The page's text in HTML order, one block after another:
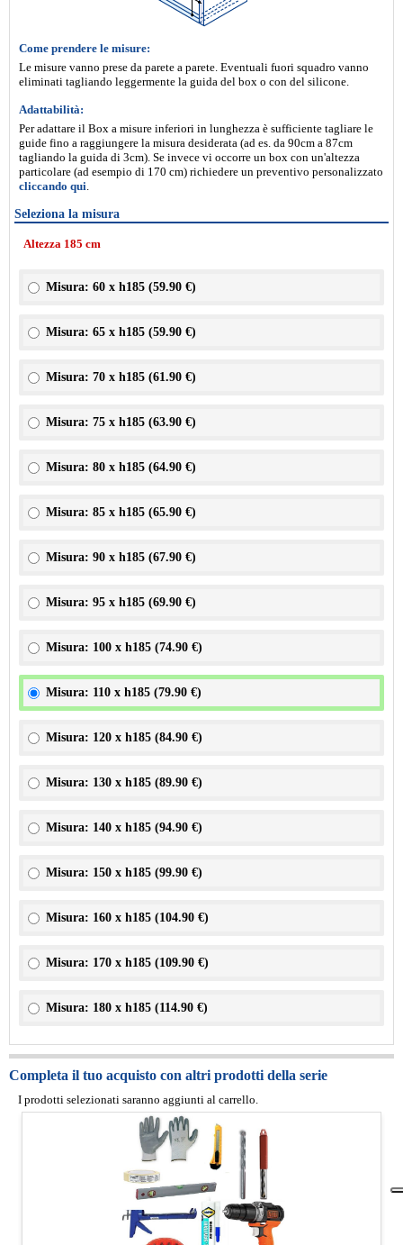
Come prendere le misure:
Le misure vanno prese da parete a parete. Eventuali fuori squadro vanno
eliminati tagliando leggermente la guida del box o con del silicone.
Adattabilità:
Per adattare il Box a misure inferiori in lunghezza è sufficiente tagliare le
guide fino a raggiungere la misura desiderata (ad es. da 90cm a 87cm
tagliando la guida di 3cm). Se invece vi occorre un box con un'altezza
particolare (ad esempio di 170 cm) richiedere un preventivo personalizzato
cliccando qui
Seleziona la misura
Altezza 185 cm
Misura: 60 x h185 (59.90 €)
Misura: 65 x h185 (59.90 €)
Misura: 70 x h185 (61.90 €)
Misura: 75 x h185 (63.90 €)
Misura: 80 x h185 (64.90 €)
Misura: 85 x h185 (65.90 €)
Misura: 90 x h185 (67.90 €)
Misura: 95 x h185 (69.90 €)
Misura: 100 x h185 (74.90 €)
Misura: 110 x h185 (79.90 €)
Misura: 120 x h185 (84.90 €)
Misura: 130 x h185 (89.90 €)
Misura: 140 x h185 (94.90 €)
Misura: 150 x h185 (99.90 €)
Misura: 160 x h185 (104.90 €)
Misura: 170 x h185 (109.90 €)
Misura: 180 x h185 (114.90 €)
Completa il tuo acquisto con altri prodotti della serie
I prodotti selezionati saranno aggiunti al carrello.